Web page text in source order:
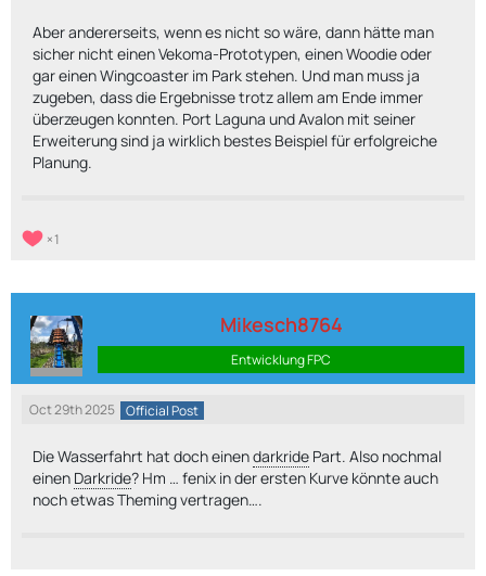
Aber andererseits, wenn es nicht so wäre, dann hätte man
sicher nicht einen Vekoma-Prototypen, einen Woodie oder
gar einen Wingcoaster im Park stehen. Und man muss ja
zugeben, dass die Ergebnisse trotz allem am Ende immer
überzeugen konnten. Port Laguna und Avalon mit seiner
Erweiterung sind ja wirklich bestes Beispiel für erfolgreiche
Planung.
1
Mikesch8764
Entwicklung FPC
Oct 29th 2025 Official Post
Die Wasserfahrt hat doch einendarkride Part. Also nochmal
einen Darkride? Hm … fenix in der ersten Kurve könnte auch
noch etwas Theming vertragen….